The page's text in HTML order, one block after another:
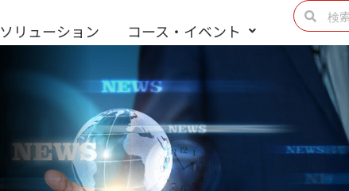
ソリューション コース・イベント
検
索 索